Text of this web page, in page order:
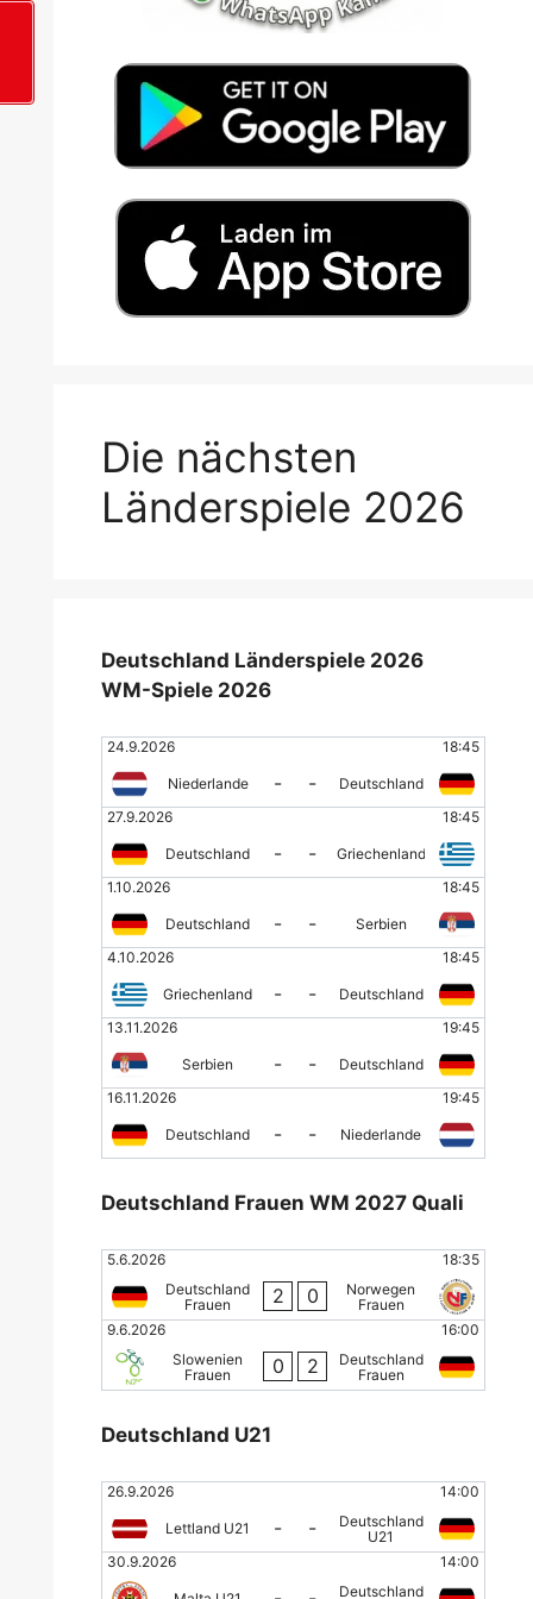
Die nächsten
Länderspiele 2026
Deutschland Länderspiele 2026
WM-Spiele 2026
24.9.2026 18:45
Niederlande - -
Deutschland
27.9.2026
18:45
Deutschland - -
Griechenland
1.10.2026
18:45
Deutschland - -
Serbien
4.10.2026
18:45
Griechenland - -
Deutschland
13.11.2026
19:45
Serbien - -
Deutschland
16.11.2026
19:45
Deutschland - - Niederlande
Deutschland Frauen WM 2027 Quali
5.6.2026
18:35
Deutschland
Frauen
2 0
Norwegen
Frauen
9.6.2026
16:00
Slowenien
Frauen
0 2
Deutschland
Frauen
Deutschland U21
26.9.2026 14:00
Lettland U21 - -
Deutschland
U21
30.9.2026
14:00
Deutschland